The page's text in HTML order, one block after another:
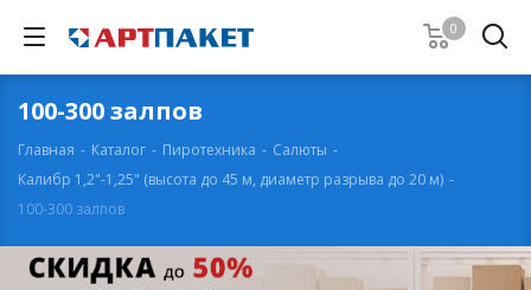
0
100-300 залпов
Главная - Каталог - Пиротехника - Салюты -
Калибр 1,2"-1,25" (высота до 45 м, диаметр разрыва до 20 м) -
100-300 залпов